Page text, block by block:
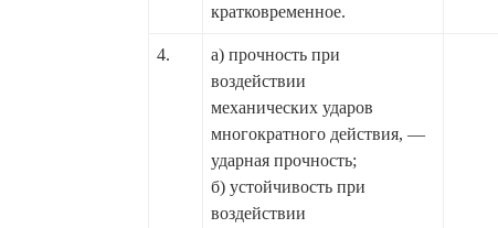
кратковременное.
4.
а) прочность при
воздействии
механических ударов
многократного действия, —
ударная прочность;
б) устойчивость при
воздействии